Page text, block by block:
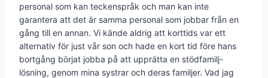
personal som kan teckenspråk och man kan inte
garantera att det är samma personal som jobbar från en
gång till en annan. Vi kände aldrig att korttids var ett
alternativ för just vår son och hade en kort tid före hans
bortgång börjat jobba på att upprätta en stödfamilj-
lösning, genom mina systrar och deras familjer. Vad jag